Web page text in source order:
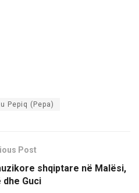
Pepiq (Pepa)
Post
shqiptare në Malësi,
dhe Guci